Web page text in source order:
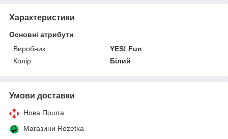
Характеристики
Основні атрибути
Виробник
YES! Fun
Колір
Білий
Умови доставки
Нова Пошта
Магазини Rozetka